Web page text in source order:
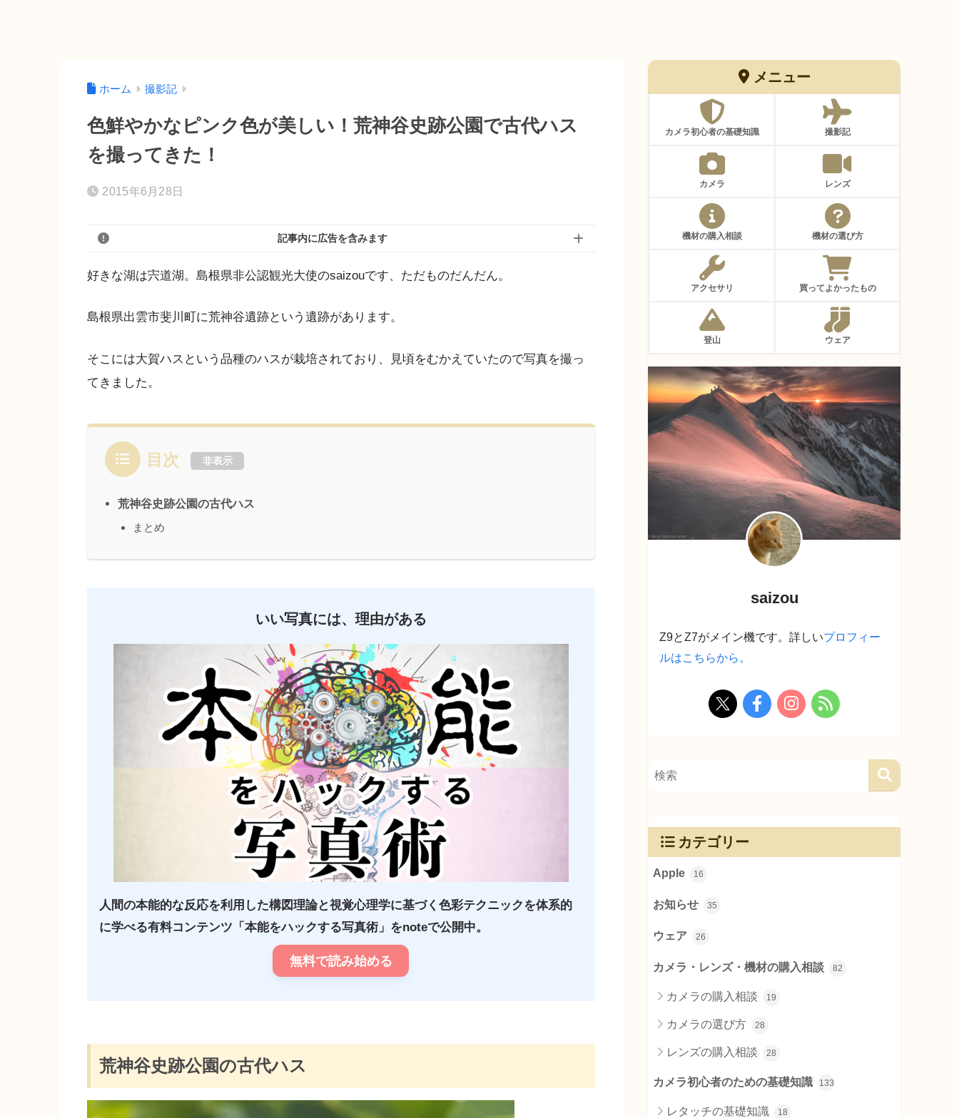
ホーム 撮影記
色鮮やかなピンク色が美しい！荒神谷史跡公園で古代ハス
を撮ってきた！
2015年6月28日
記事内に広告を含みます
好きな湖は宍道湖。島根県非公認観光大使のsaizouです、ただものだんだん。
島根県出雲市斐川町に荒神谷遺跡という遺跡があります。
そこには大賀ハスという品種のハスが栽培されており、見頃をむかえていたので写真を撮っ
てきました。
目次 非表示
荒神谷史跡公園の古代ハス
まとめ
いい写真には、理由がある
人間の本能的な反応を利用した構図理論と視覚心理学に基づく色彩テクニックを体系的
に学べる有料コンテンツ「本能をハックする写真術」をnoteで公開中。
無料で読み始める
荒神谷史跡公園の古代ハス
メニュー
カメラ初心者の基礎知識 撮影記
カメラ レンズ
機材の購入相談 機材の選び方
アクセサリ 買ってよかったもの
登山 ウェア
saizou
Z9とZ7がメイン機です。詳しいプロフィー
ルはこちらから。
カテゴリー
Apple 16
お知らせ 35
ウェア 26
カメラ・レンズ・機材の購入相談 82
カメラの購入相談 19
カメラの選び方 28
レンズの購入相談 28
カメラ初心者のための基礎知識 133
レタッチの基礎知識 18